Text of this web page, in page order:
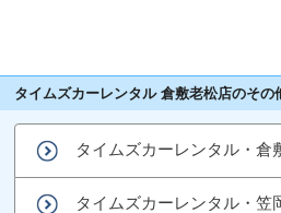
タイムズカーレンタル 倉敷老松店のその
タイムズカーレンタル・倉
タイムズカーレンタル・笠